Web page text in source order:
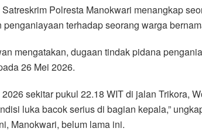
Polresta Manokwari menangkap
terhadap seorang warga
mengatakan, dugaan tindak pidana
26 Mei 2026.
sekitar pukul 22.18 WIT di jalan Trikora,
luka bacok serius di bagian kepala,”
Manokwari, belum lama ini.